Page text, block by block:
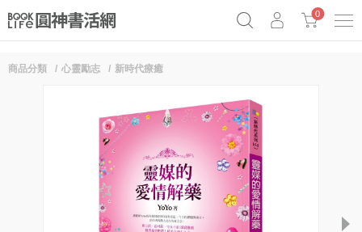
0
商品分類 心靈勵志 新時代療癒
next